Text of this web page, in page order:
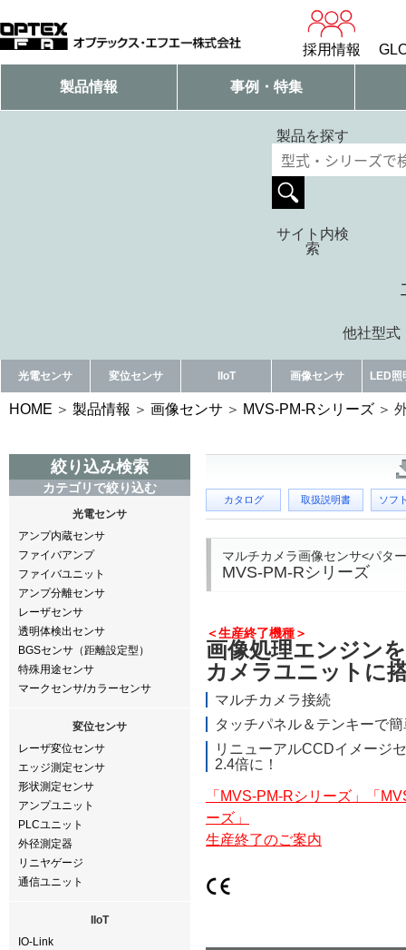
採用情報
製品情報 事例・特集
製品を探す
サイト内検
索
他社型式
光電センサ 変位センサ IIoT 画像センサ LED照
HOME 製品情報 画像センサ MVS-PM-Rシリーズ
絞り込み検索
カテゴリで絞り込む
光電センサ
アンプ内蔵センサ
ファイバアンプ
ファイバユニット
アンプ分離センサ
レーザセンサ
透明体検出センサ
BGSセンサ（距離設定型）
特殊用途センサ
マークセンサ/カラーセンサ
変位センサ
レーザ変位センサ
エッジ測定センサ
形状測定センサ
アンプユニット
PLCユニット
外径測定器
リニヤゲージ
通信ユニット
IIoT
IO-Link
カタログ 取扱説明書 ソフ
マルチカメラ画像センサ<パタ
MVS-PM-Rシリーズ
＜生産終了機種＞
画像処理エンジンを
カメラユニットに
マルチカメラ接続
タッチパネル＆テンキーで
リニューアルCCDイメージ
2.4倍に！
「MVS-PM-Rシリーズ」「
ーズ」
生産終了のご案内